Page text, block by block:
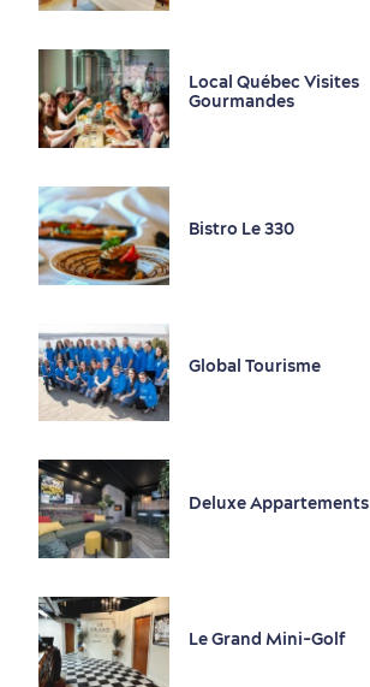
Nature à proximité
Local Québec Visites
Gourmandes
Bistro Le 330
Global Tourisme
Deluxe Appartements
Le Grand Mini-Golf